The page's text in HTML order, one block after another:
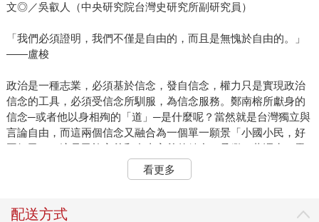
文◎／吳叡人（中央研究院台灣史研究所副研究員）
「我們必須證明，我們不僅是自由的，而且是無愧於自由的。」
——盧梭
政治是一種志業，必須基於信念，發自信念，權力只是實現政治
信念的工具，必須受信念所馴服，為信念服務。鄭南榕所獻身的
信念─或者他以身相殉的「道」─是什麼呢？當然就是台灣獨立與
言論自由，而這兩個信念又融合為一個單一願景「小國小民，好
國好民」。這是民族主義和自由主義的結合，承繼了蔣渭水、雷
震到一九七零年代民主運動的台灣政治傳統。獨立與自由，構成
今日我們的立國價值，台灣人認同的核心。
立是台灣人民公議自決的政治表現，而台灣人民得以經由公議而
看更多
配送方式